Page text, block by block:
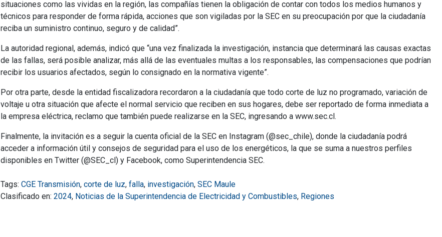
situaciones como las vividas en la región, las compañías tienen la obligación de contar con todos los medios humanos y
técnicos para responder de forma rápida, acciones que son vigiladas por la SEC en su preocupación por que la ciudadanía
reciba un suministro continuo, seguro y de calidad”.
La autoridad regional, además, indicó que “una vez finalizada la investigación, instancia que determinará las causas exactas
de las fallas, será posible analizar, más allá de las eventuales multas a los responsables, las compensaciones que podrían
recibir los usuarios afectados, según lo consignado en la normativa vigente”.
Por otra parte, desde la entidad fiscalizadora recordaron a la ciudadanía que todo corte de luz no programado, variación de
voltaje u otra situación que afecte el normal servicio que reciben en sus hogares, debe ser reportado de forma inmediata a
la empresa eléctrica, reclamo que también puede realizarse en la SEC, ingresando a www.sec.cl.
Finalmente, la invitación es a seguir la cuenta oficial de la SEC en Instagram (@sec_chile), donde la ciudadanía podrá
acceder a información útil y consejos de seguridad para el uso de los energéticos, la que se suma a nuestros perfiles
disponibles en Twitter (@SEC_cl) y Facebook, como Superintendencia SEC.
Tags: CGE Transmisión, corte de luz, falla, investigación, SEC Maule
Clasificado en: 2024, Noticias de la Superintendencia de Electricidad y Combustibles, Regiones